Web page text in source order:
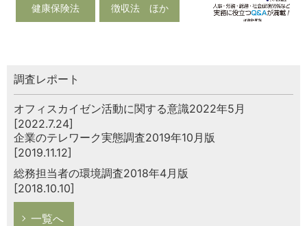
健康保険法 徴収法 ほか
調査レポート
オフィスカイゼン活動に関する意識2022年5月
[2022.7.24]
企業のテレワーク実態調査2019年10月版
[2019.11.12]
総務担当者の環境調査2018年4月版
[2018.10.10]
一覧へ